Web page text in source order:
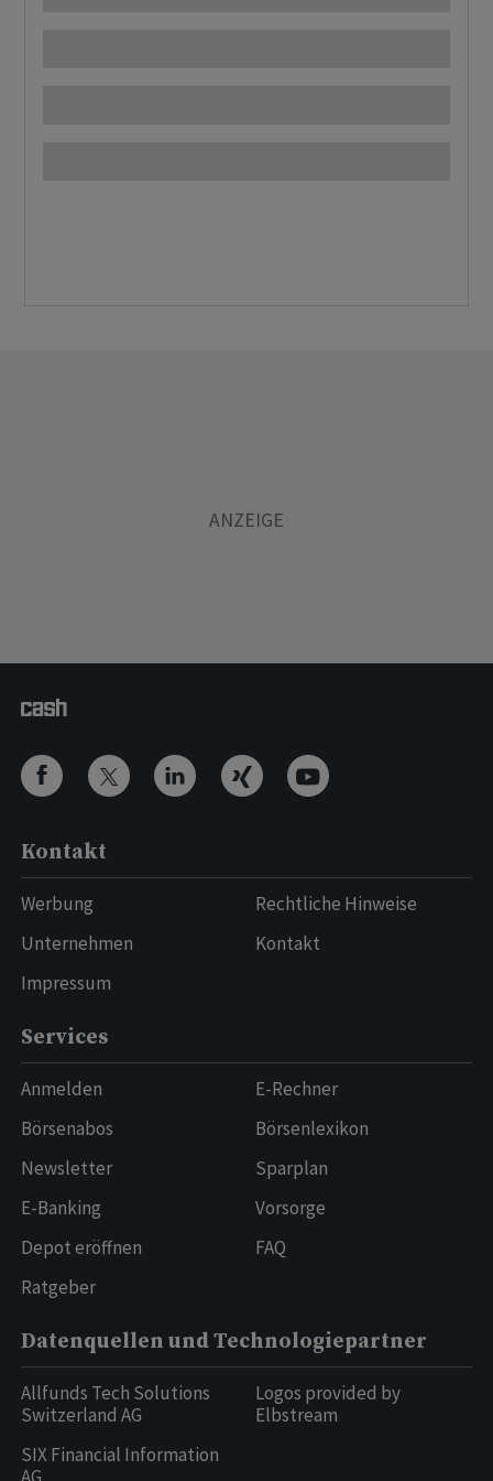
Kontakt
Werbung
Unternehmen
Impressum
Rechtliche Hinweise
Kontakt
Services
Anmelden
Börsenabos
Newsletter
E-Banking
Depot eröffnen
Ratgeber
E-Rechner
Börsenlexikon
Sparplan
Vorsorge
FAQ
Datenquellen und Technologiepartner
Allfunds Tech Solutions
Switzerland AG
SIX Financial Information
Logos provided by
Elbstream